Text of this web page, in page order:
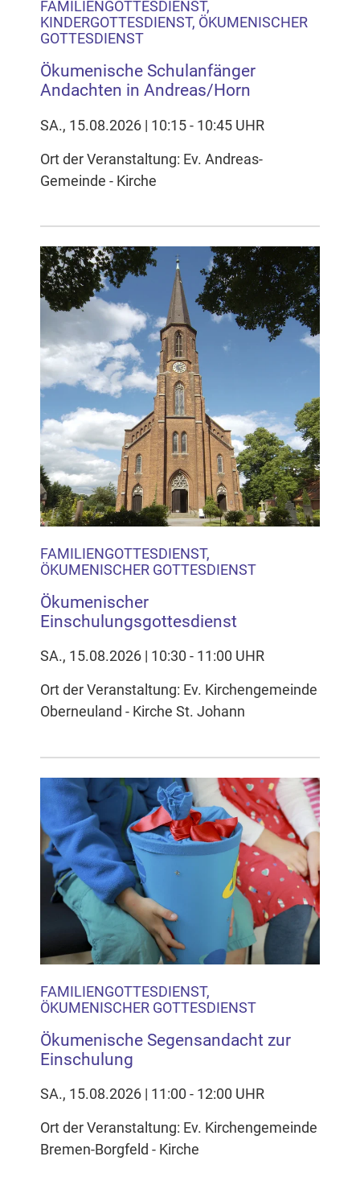
FAMILIENGOTTESDIENST,
KINDERGOTTESDIENST, ÖKUMENISCHER
GOTTESDIENST
Ökumenische Schulanfänger
Andachten in Andreas/Horn
SA., 15.08.2026 | 10:15 - 10:45 UHR
Ort der Veranstaltung: Ev. Andreas-
Gemeinde - Kirche
FAMILIENGOTTESDIENST,
ÖKUMENISCHER GOTTESDIENST
Ökumenischer
Einschulungsgottesdienst
SA., 15.08.2026 | 10:30 - 11:00 UHR
Ort der Veranstaltung: Ev. Kirchengemeinde
Oberneuland - Kirche St. Johann
FAMILIENGOTTESDIENST,
ÖKUMENISCHER GOTTESDIENST
Ökumenische Segensandacht zur
Einschulung
SA., 15.08.2026 | 11:00 - 12:00 UHR
Ort der Veranstaltung: Ev. Kirchengemeinde
Bremen-Borgfeld - Kirche